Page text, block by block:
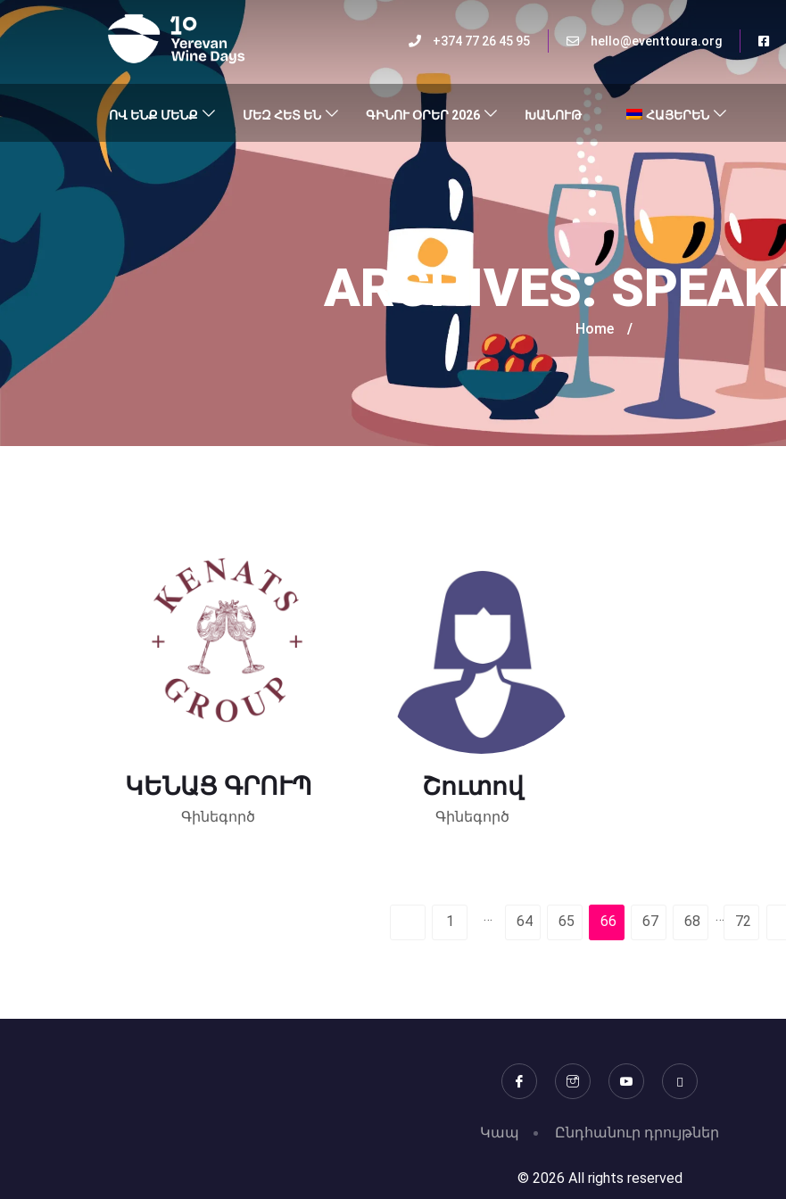
+374 77 26 45 95 hello@eventtoura.org
ՈՎ ԵՆՔ ՄԵՆՔ ՄԵԶ ՀԵՏ ԵՆ ԳԻՆՈՒ ՕՐԵՐ 2026 ԽԱՆՈՒԹ ՀԱՅԵՐԵՆ
ARCHIVES:
Home /
ԿԵՆԱՑ ԳՐՈՒՊ
Գինեգործ
Շուտով
Գինեգործ
1 … 64 65 66 67 68 … 72
Կապ Ընդհանուր դրույթներ
© 2026 All rights reserved